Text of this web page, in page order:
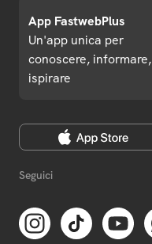
App FastwebPlus
Un'app unica per
conoscere, informare,
ispirare
Seguici